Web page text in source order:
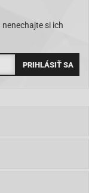
si ich